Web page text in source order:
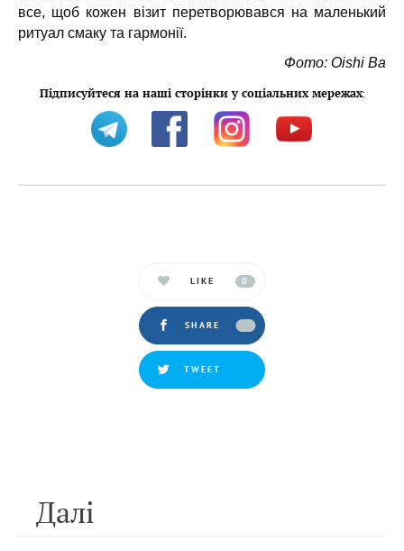
все, щоб кожен візит перетворювався на маленький
ритуал смаку та гармонії.
Фото: Oishi Ba
Підписуйтеся на наші сторінки у соціальних мережах:
LIKE 0
SHARE
TWEET
Далi